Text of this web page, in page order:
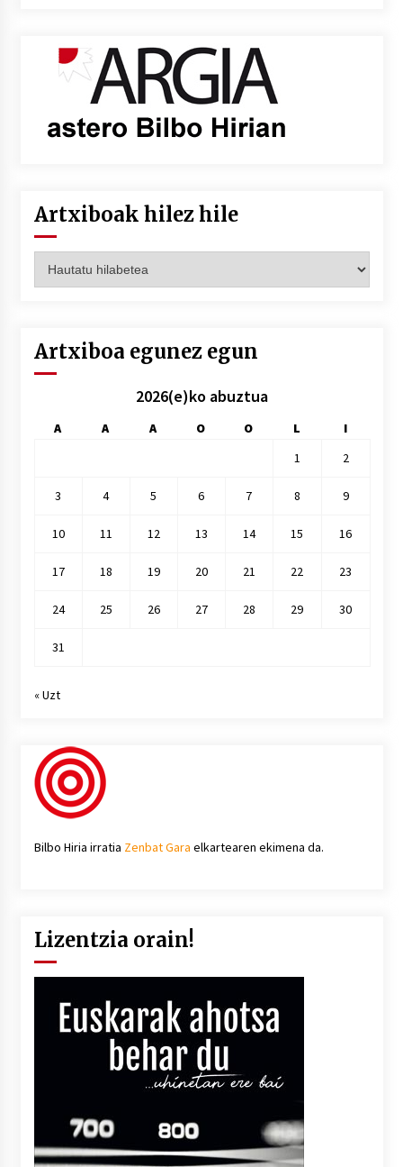
Artxiboak hilez hile
hilez
Artxiboa egunez egun
2026(e)ko abuztua
A A A O O L
I
1
2
3 4 5 6 7 8 9
10 11 12 13 14 15 16
17 18 19 20 21 22 23
24 25 26 27 28 29 30
31
« Uzt
Bilbo Hiria irratia Zenbat Gara elkartearen ekimena da.
Lizentzia orain!